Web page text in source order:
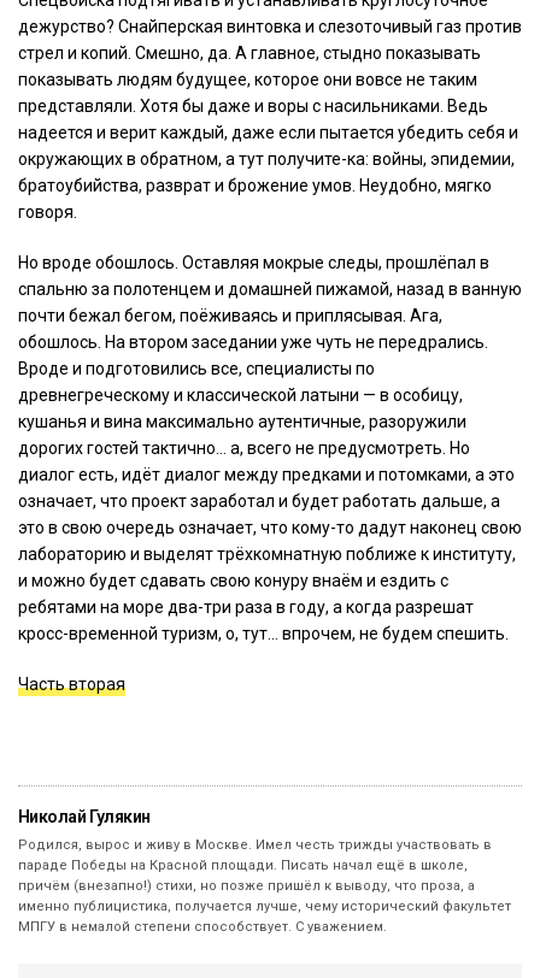
дежурство? Снайперская винтовка и слезоточивый газ против
стрел и копий. Смешно, да. А главное, стыдно показывать
показывать людям будущее, которое они вовсе не таким
представляли. Хотя бы даже и воры с насильниками. Ведь
надеется и верит каждый, даже если пытается убедить себя и
окружающих в обратном, а тут получите-ка: войны, эпидемии,
братоубийства, разврат и брожение умов. Неудобно, мягко
говоря.
Но вроде обошлось. Оставляя мокрые следы, прошлёпал в
спальню за полотенцем и домашней пижамой, назад в ванную
почти бежал бегом, поёживаясь и приплясывая. Ага,
обошлось. На втором заседании уже чуть не передрались.
Вроде и подготовились все, специалисты по
древнегреческому и классической латыни — в особицу,
кушанья и вина максимально аутентичные, разоружили
дорогих гостей тактично… а, всего не предусмотреть. Но
диалог есть, идёт диалог между предками и потомками, а это
означает, что проект заработал и будет работать дальше, а
это в свою очередь означает, что кому-то дадут наконец свою
лабораторию и выделят трёхкомнатную поближе к институту,
и можно будет сдавать свою конуру внаём и ездить с
ребятами на море два-три раза в году, а когда разрешат
кросс-временной туризм, о, тут… впрочем, не будем спешить.
Часть вторая
Николай Гулякин
Родился, вырос и живу в Москве. Имел честь трижды участвовать в
параде Победы на Красной площади. Писать начал ещё в школе,
причём (внезапно!) стихи, но позже пришёл к выводу, что проза, а
именно публицистика, получается лучше, чему исторический факультет
МПГУ в немалой степени способствует. С уважением.